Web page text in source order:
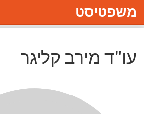
משפטיסט
עו"ד מירב קליגר